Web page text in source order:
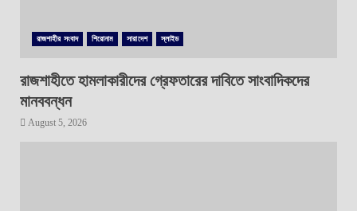
রাজশাহীর সংবাদ শিরোনাম সারাদেশ স্লাইড
রাজশাহীতে হামলাকারীদের গ্রেফতারের দাবিতে সাংবাদিকদের
মানববন্ধন
August 5, 2026